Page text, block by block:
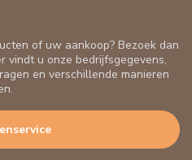
of uw aankoop? Bezoek dan
vindt u onze bedrijfsgegevens,
en verschillende manieren